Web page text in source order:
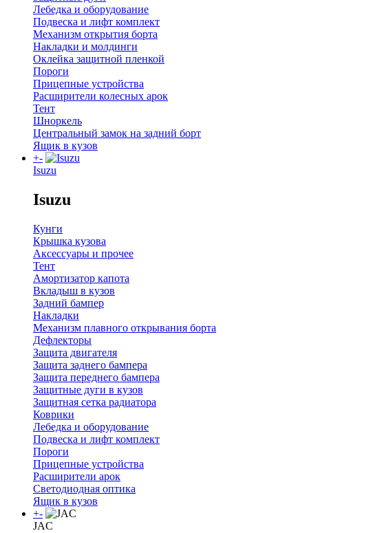
Лебедка и оборудование
Подвеска и лифт комплект
Механизм открытия борта
Накладки и молдинги
Оклейка защитной пленкой
Пороги
Прицепные устройства
Расширители колесных арок
Тент
Шноркель
Центральный замок на задний борт
Ящик в кузов
+-
Isuzu
Isuzu
Кунги
Крышка кузова
Аксессуары и прочее
Тент
Амортизатор капота
Вкладыш в кузов
Задний бампер
Накладки
Механизм плавного открывания борта
Дефлекторы
Защита двигателя
Защита заднего бампера
Защита переднего бампера
Защитные дуги в кузов
Защитная сетка радиатора
Коврики
Лебедка и оборудование
Подвеска и лифт комплект
Пороги
Прицепные устройства
Расширители арок
Светодиодная оптика
Ящик в кузов
+-
JAC